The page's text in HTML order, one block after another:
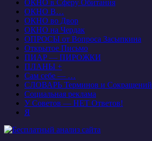
ОКНО в Сферу Обитания
ОКНО В…
ОКНО во Двор
ОКНО на Чердак
ОПРОСЫ от Вопроса Засыпкина
Открытое Письмо
ПИАР — ПИРОЖКИ
ПЛАНЫ +
Сам себе — …
СЛОВАРЬ Терминов и Сокращений
Социальная реклама
У Советов — НЕТ Ответов!
Я